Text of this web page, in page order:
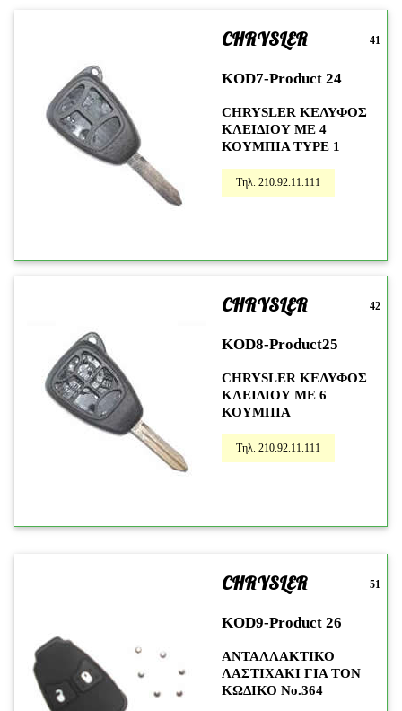
CHRYSLER
KOD7-Product 24
CHRYSLER ΚΕΛΥΦΟΣ
ΚΛΕΙΔΙΟΥ ΜΕ 4
ΚΟΥΜΠΙΑ TYPE 1
Τηλ. 210.92.11.111
41
CHRYSLER
KOD8-Product25
CHRYSLER ΚΕΛΥΦΟΣ
ΚΛΕΙΔΙΟΥ ΜΕ 6
ΚΟΥΜΠΙΑ
Τηλ. 210.92.11.111
42
CHRYSLER
KOD9-Product 26
ΑΝΤΑΛΛΑΚΤΙΚΟ
ΛΑΣΤΙΧΑΚΙ ΓΙΑ ΤΟΝ
ΚΩΔΙΚΟ Νο.364
51